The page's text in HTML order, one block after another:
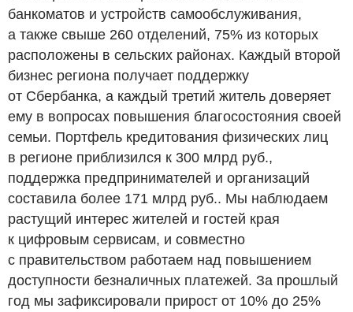
банкоматов и устройств самообслуживания,
а также свыше 260 отделений, 75% из которых
расположены в сельских районах. Каждый второй
бизнес региона получает поддержку
от Сбербанка, а каждый третий житель доверяет
ему в вопросах повышения благосостояния своей
семьи. Портфель кредитования физических лиц
в регионе приблизился к 300 млрд руб.,
поддержка предпринимателей и организаций
составила более 171 млрд руб.. Мы наблюдаем
растущий интерес жителей и гостей края
к цифровым сервисам, и совместно
с правительством работаем над повышением
доступности безналичных платежей. За прошлый
год мы зафиксировали прирост от 10% до 25%